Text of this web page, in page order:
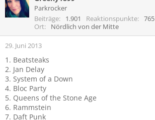
Parkrocker
Beiträge
1.901 Reaktionspunkte 765
Ort
Nördlich von der Mitte
29. Juni 2013
1. Beatsteaks
2. Jan Delay
3. System of a Down
4. Bloc Party
5. Queens of the Stone Age
6. Rammstein
7. Daft Punk